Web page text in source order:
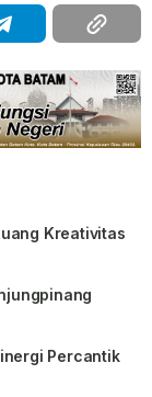
Kreativitas
Percantik